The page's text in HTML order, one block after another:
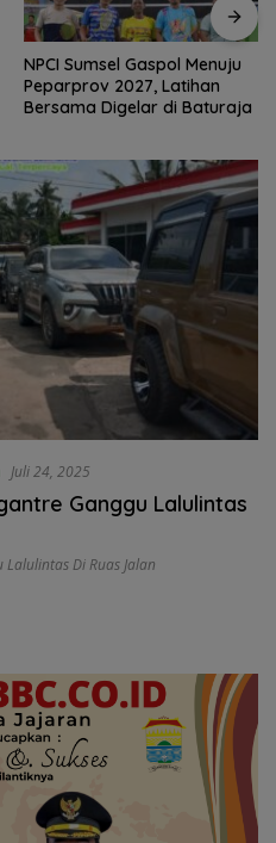
NPCI Sumsel Gaspol Menuju
Peparprov 2027, Latihan
Bersama Digelar di Baturaja
Juli 24, 2025
Ganggu Lalulintas
Lalulintas Di Ruas Jalan